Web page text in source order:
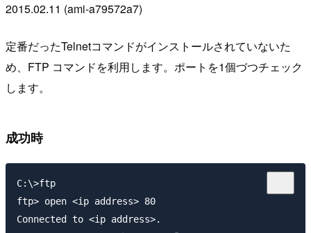
2015.02.11 (ami-a79572a7)
定番だったTelnetコマンドがインストールされていないた
め、FTP コマンドを利用します。ポートを1個づつチェック
します。
成功時
C:\>ftp
ftp> open <ip address> 80
Connected to <ip address>.